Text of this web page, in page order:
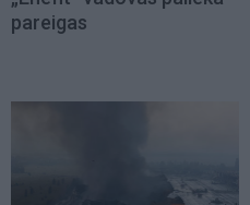
pareigas